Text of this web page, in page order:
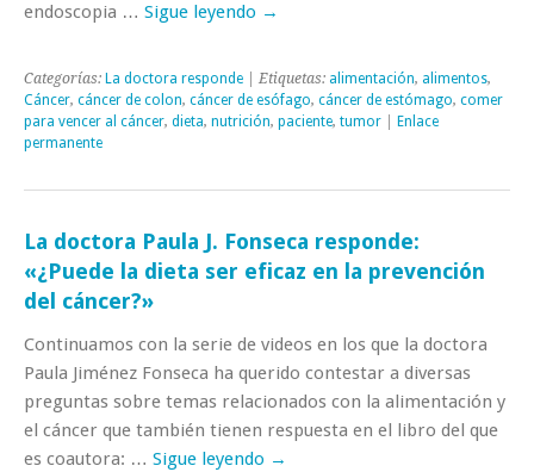
endoscopia … Sigue leyendo →
Categorías: La doctora responde | Etiquetas: alimentación, alimentos,
Cáncer, cáncer de colon, cáncer de esófago, cáncer de estómago, comer
para vencer al cáncer, dieta, nutrición, paciente, tumor
Enlace
permanente
La doctora Paula J. Fonseca responde:
«¿Puede la dieta ser eficaz en la prevención
del cáncer?»
Continuamos con la serie de videos en los que la doctora
Paula Jiménez Fonseca ha querido contestar a diversas
preguntas sobre temas relacionados con la alimentación y
el cáncer que también tienen respuesta en el libro del que
es coautora: … Sigue leyendo →